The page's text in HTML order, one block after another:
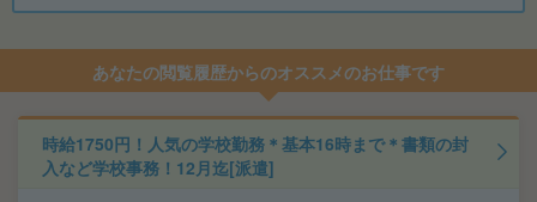
あなたの閲覧履歴からのオススメのお仕事です
時給1750円！人気の学校勤務＊基本16時まで＊書類の封
入など学校事務！12月迄[派遣]